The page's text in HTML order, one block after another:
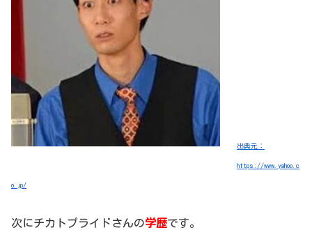
出典元：
https://www.yahoo.c
o.jp/
次にチカトプライドさんの学歴です。